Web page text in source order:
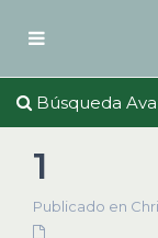
Búsqueda
1
Publicado en